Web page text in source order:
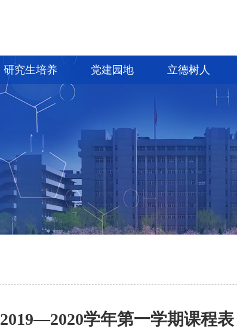
研究生培养 党建园地 立德树人
2019—2020学年第一学期课程表